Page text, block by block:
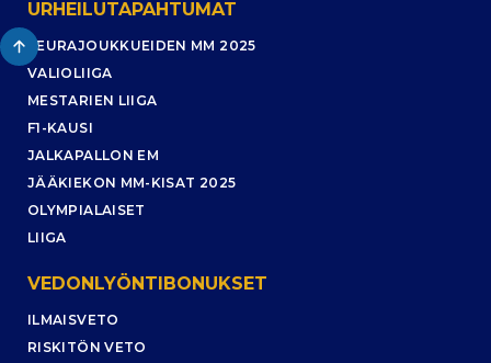
URHEILUTAPAHTUMAT
SEURAJOUKKUEIDEN MM 2025
VALIOLIIGA
MESTARIEN LIIGA
F1-KAUSI
JALKAPALLON EM
JÄÄKIEKON MM-KISAT 2025
OLYMPIALAISET
LIIGA
VEDONLYÖNTIBONUKSET
ILMAISVETO
RISKITÖN VETO